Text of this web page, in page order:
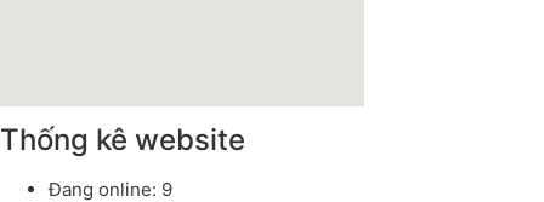
Thống kê website
Đang online: 9